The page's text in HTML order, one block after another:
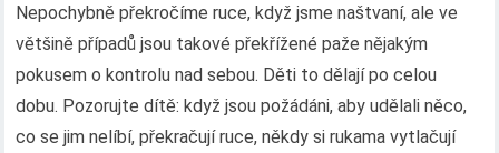
Nepochybně překročíme ruce, když jsme naštvaní, ale ve
většině případů jsou takové překřížené paže nějakým
pokusem o kontrolu nad sebou. Děti to dělají po celou
dobu. Pozorujte dítě: když jsou požádáni, aby udělali něco,
co se jim nelíbí, překračují ruce, někdy si rukama vytlačují